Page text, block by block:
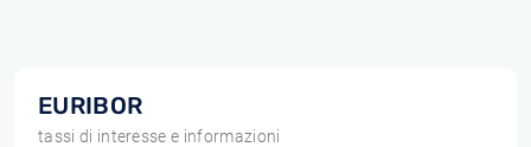
EURIBOR
tassi di interesse e informazioni